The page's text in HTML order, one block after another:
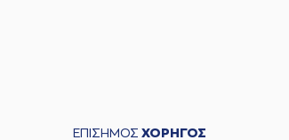
ΕΠΙΣΗΜΟΣ ΧΟΡΗΓΟΣ